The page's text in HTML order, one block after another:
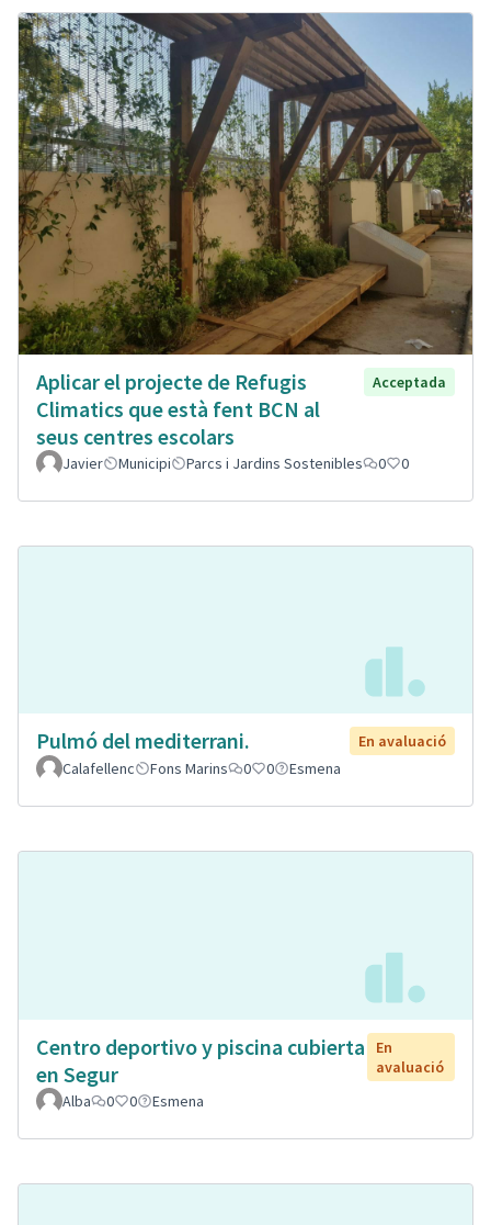
Aplicar el projecte de Refugis
Climatics que està fent BCN al
seus centres escolars
Acceptada
Javier Municipi Parcs i Jardins Sostenibles 0 0
Pulmó del mediterrani.
En avaluació
Calafellenc
Fons Marins 0 0 Esmena
Centro deportivo y piscina cubierta
en Segur
En
avaluació
Alba
0 0 Esmena